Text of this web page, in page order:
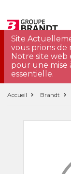
Site
vous prions de
Notre site web
pour une mise
essentielle.
Accueil Brandt